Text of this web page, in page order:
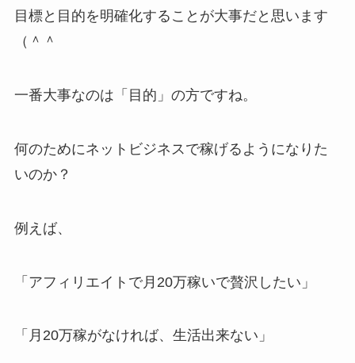
目標と目的を明確化することが大事だと思います
（＾＾
一番大事なのは「目的」の方ですね。
何のためにネットビジネスで稼げるようになりた
いのか？
例えば、
「アフィリエイトで月20万稼いで贅沢したい」
「月20万稼がなければ、生活出来ない」